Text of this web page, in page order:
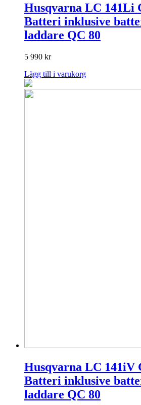
Husqvarna LC 141Li
Batteri inklusive
laddare QC 80
5 990 kr
Lägg till i varukorg
Husqvarna LC 141iV
Batteri inklusive
laddare QC 80